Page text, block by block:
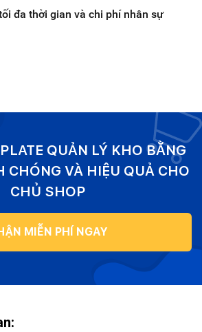
đa thời gian và chi phí nhân sự
QUẢN LÝ KHO BẰNG
CHÓNG VÀ HIỆU QUẢ CHO
CHỦ SHOP
MIỄN PHÍ NGAY